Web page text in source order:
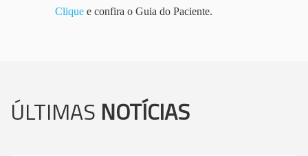
Clique e confira o Guia do Paciente.
ÚLTIMAS NOTÍCIAS